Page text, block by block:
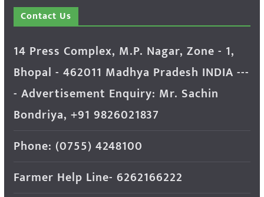
Contact Us
14 Press Complex, M.P. Nagar, Zone - 1,
Bhopal - 462011 Madhya Pradesh INDIA ---
- Advertisement Enquiry: Mr. Sachin
Bondriya, +91 9826021837
Phone: (0755) 4248100
Farmer Help Line- 6262166222